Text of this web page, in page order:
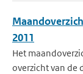
2011
Het
overzicht van de